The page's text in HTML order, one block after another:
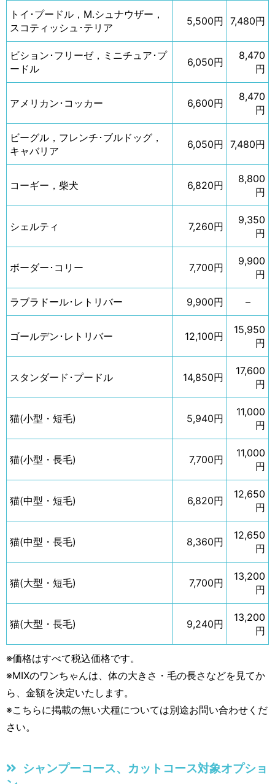
トイ･プードル，M.シュナウザー，
スコティッシュ･テリア
5,500円 7,480円
ビション･フリーゼ，ミニチュア･プ
ードル
6,050円
8,470
円
アメリカン･コッカー 6,600円
8,470
円
ビーグル，フレンチ･ブルドッグ，
キャバリア
6,050円 7,480円
コーギー，柴犬 6,820円
8,800
円
シェルティ 7,260円
9,350
円
ボーダー･コリー 7,700円
9,900
円
ラブラドール･レトリバー 9,900円 –
ゴールデン･レトリバー 12,100円
15,950
円
スタンダード･プードル 14,850円
17,600
円
猫(小型・短毛) 5,940円
11,000
円
猫(小型・長毛) 7,700円
11,000
円
猫(中型・短毛) 6,820円
12,650
円
猫(中型・長毛) 8,360円
12,650
円
猫(大型・短毛) 7,700円
13,200
円
猫(大型・長毛) 9,240円
13,200
円
※価格はすべて税込価格です。
※MIXのワンちゃんは、体の大きさ・毛の長さなどを見てか
ら、金額を決定いたします。
※こちらに掲載の無い犬種については別途お問い合わせくだ
さい。
シャンプーコース、カットコース対象オプショ